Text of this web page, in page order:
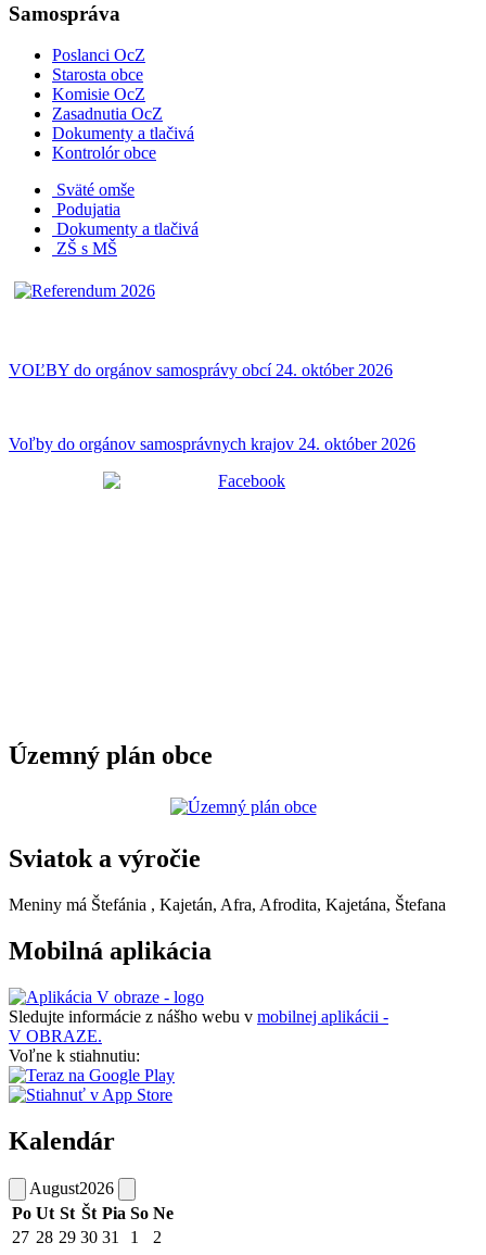
Samospráva
Poslanci OcZ
Starosta obce
Komisie OcZ
Zasadnutia OcZ
Dokumenty a tlačivá
Kontrolór obce
Sväté omše
Podujatia
Dokumenty a tlačivá
ZŠ s MŠ
VOĽBY do orgánov samosprávy obcí 24. október 2026
Voľby do orgánov samosprávnych krajov 24. október 2026
Územný plán obce
Sviatok a výročie
Meniny má Štefánia , Kajetán, Afra, Afrodita, Kajetána, Štefana
Mobilná aplikácia
Sledujte informácie z nášho webu v mobilnej aplikácii -
V OBRAZE.
Voľne k stiahnutiu:
Kalendár
August2026
Po Ut St Št Pia So Ne
27 28 29 30 31 1
2